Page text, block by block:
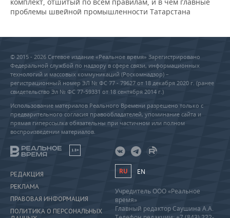
проблемы швейной промышленности Татарстана
© 2015 - 2026 Сетевое издание «Реальное время» Зарегистрировано
Федеральной службой по надзору в сфере связи, информационных
технологий и массовых коммуникаций (Роскомнадзор) –
регистрационный номер ЭЛ № ФС 77 - 79627 от 18 декабря 2020 г. (ранее
свидетельство Эл № ФС 77-59331 от 18 сентября 2014 г.)
Использование материалов Реального Времени разрешено только с
предварительного согласия правообладателей, упоминание сайта и
прямая гиперссылка обязательны при частичном или полном
воспроизведении материалов.
18+
РЕДАКЦИЯ
РЕКЛАМА
ПРАВОВАЯ ИНФОРМАЦИЯ
ПОЛИТИКА О ПЕРСОНАЛЬНЫХ
RU EN
Учредитель ООО «Реальное
время»
Главный редактор Саушина А.А.